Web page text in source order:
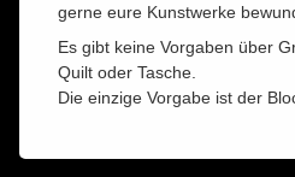
gerne eure Kunstwerke
Es gibt keine Vorgaben über
Quilt oder Tasche.
Die einzige Vorgabe ist der